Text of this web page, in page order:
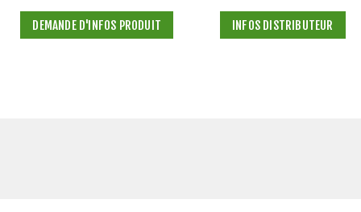
DEMANDE D'INFOS PRODUIT INFOS DISTRIBUTEUR